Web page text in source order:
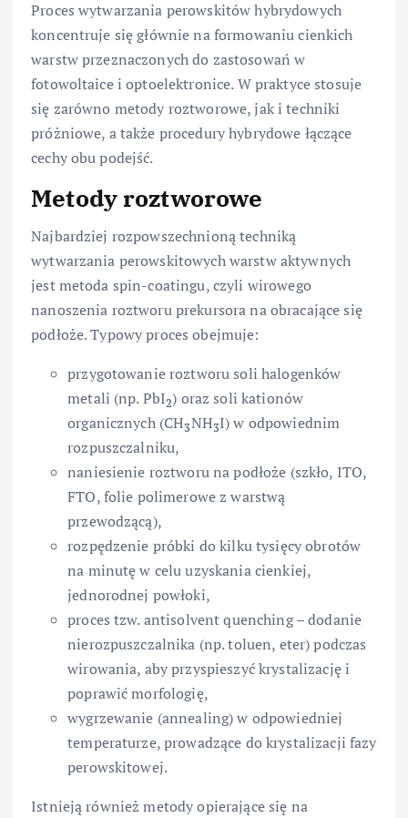
Proces wytwarzania perowskitów hybrydowych
koncentruje się głównie na formowaniu cienkich
warstw przeznaczonych do zastosowań w
fotowoltaice i optoelektronice. W praktyce stosuje
się zarówno metody roztworowe, jak i techniki
próżniowe, a także procedury hybrydowe łączące
cechy obu podejść.
Metody roztworowe
Najbardziej rozpowszechnioną techniką
wytwarzania perowskitowych warstw aktywnych
jest metoda spin-coatingu, czyli wirowego
nanoszenia roztworu prekursora na obracające się
podłoże. Typowy proces obejmuje:
przygotowanie roztworu soli halogenków
metali (np. PbI2) oraz soli kationów
organicznych (CH3NH3I) w odpowiednim
rozpuszczalniku,
naniesienie roztworu na podłoże (szkło, ITO,
FTO, folie polimerowe z warstwą
przewodzącą),
rozpędzenie próbki do kilku tysięcy obrotów
na minutę w celu uzyskania cienkiej,
jednorodnej powłoki,
proces tzw. antisolvent quenching – dodanie
nierozpuszczalnika (np. toluen, eter) podczas
wirowania, aby przyspieszyć krystalizację i
poprawić morfologię,
wygrzewanie (annealing) w odpowiedniej
temperaturze, prowadzące do krystalizacji fazy
perowskitowej.
Istnieją również metody opierające się na